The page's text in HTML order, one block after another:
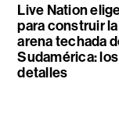
Live Nation
para construir
arena techada
Sudamérica: los
detalles